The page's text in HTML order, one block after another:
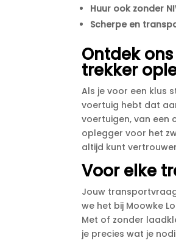
Huur ook zonder
Scherpe en
Ontdek
trekker
Als je voor een klus
voertuig hebt dat
voertuigen, van
oplegger voor het
altijd kunt
Voor elke
Jouw
we het bij Moowke
Met of zonder
je precies wat je